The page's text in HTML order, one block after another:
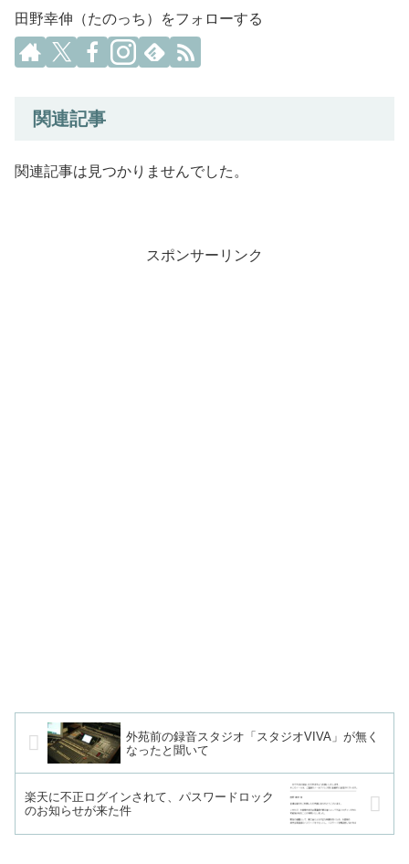
田野幸伸（たのっち）をフォローする
関連記事
関連記事は見つかりませんでした。
スポンサーリンク
外苑前の録音スタジオ「スタジオVIVA」が無く
なったと聞いて
楽天に不正ログインされて、パスワードロック
のお知らせが来た件